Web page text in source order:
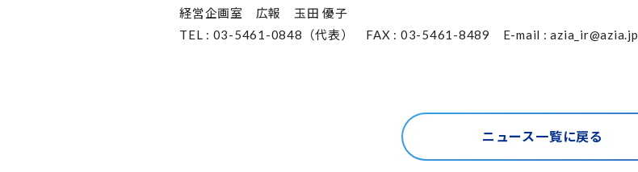
経営企画室 広報 玉田 優子
TEL : 03-5461-0848（代表） FAX : 03-5461-8489 E-mail : azia_ir@azia.jp
ニュース一覧に戻る